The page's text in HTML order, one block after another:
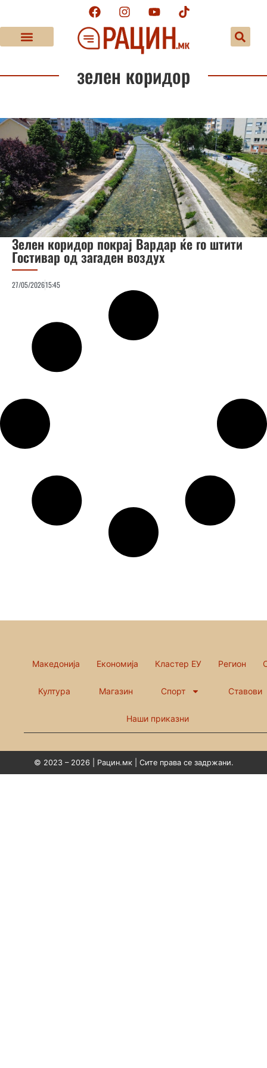
зелен коридор
Зелен коридор покрај Вардар ќе го штити
Гостивар од загаден воздух
27/05/202615:45
Македонија Економија Кластер ЕУ Регион
Култура Магазин Спорт Ставови
Наши приказни
© 2023 – 2026 | Рацин.мк | Сите права се задржани.